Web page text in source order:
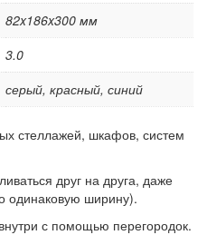
82x186x300 мм
3.0
серый, красный, синий
стеллажей, шкафов, систем
друг на друга, даже
одинаковую ширину).
с помощью перегородок.